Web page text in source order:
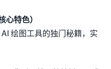
特色）
绘图工具的独门秘籍，实